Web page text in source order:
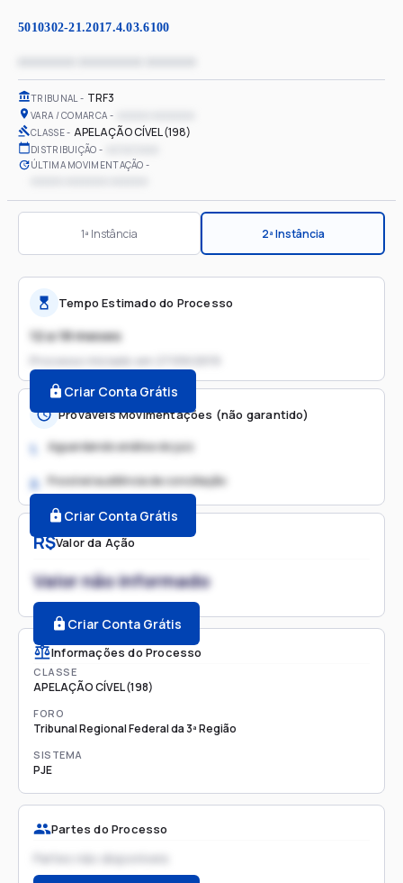
5010302-21.2017.4.03.6100
TRIBUNAL TRF3
VARA / COMARCA
CLASSE APELAÇÃO CÍVEL (198)
DISTRIBUIÇÃO
ÚLTIMA MOVIMENTAÇÃO
1ª Instância 2ª Instância
R$Valor da Ação
Valor não informado
Criar Conta Grátis
Informações do Processo
CLASSE
APELAÇÃO CÍVEL (198)
FORO
Tribunal Regional Federal da 3ª Região
SISTEMA
PJE
Partes do Processo
Partes não disponíveis
Tempo Estimado do Processo
12 a 18 meses
Processo iniciado em
Criar Conta Grátis
Prováveis Movimentações (não garantido)
1. Aguardando análise do juiz
2. Possível audiência de conciliação
Criar Conta Grátis